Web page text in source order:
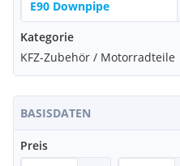
Kategorie
KFZ-Zubehör / Motorradteile
BASISDATEN
Preis